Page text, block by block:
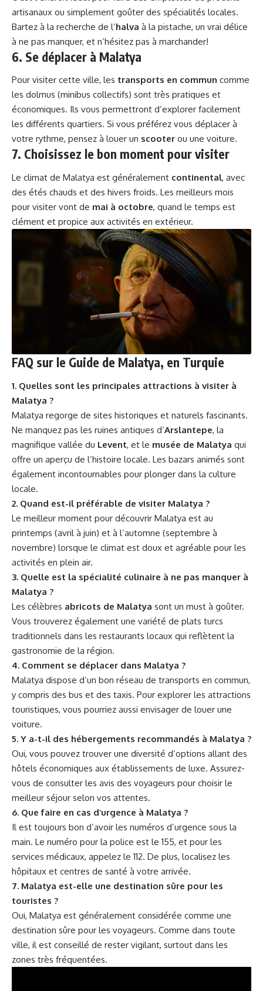
artisanaux ou simplement goûter des spécialités locales.
Bartez à la recherche de l’halva à la pistache, un vrai délice
à ne pas manquer, et n’hésitez pas à marchander!
6. Se déplacer à Malatya
Pour visiter cette ville, les transports en commun comme
les dolmus (minibus collectifs) sont très pratiques et
économiques. Ils vous permettront d’explorer facilement
les différents quartiers. Si vous préférez vous déplacer à
votre rythme, pensez à louer un scooter ou une voiture.
7. Choisissez le bon moment pour visiter
Le climat de Malatya est généralement continental, avec
des étés chauds et des hivers froids. Les meilleurs mois
pour visiter vont de mai à octobre, quand le temps est
clément et propice aux activités en extérieur.
FAQ sur le Guide de Malatya, en Turquie
1. Quelles sont les principales attractions à visiter à
Malatya ?
Malatya regorge de sites historiques et naturels fascinants.
Ne manquez pas les ruines antiques d’Arslantepe, la
magnifique vallée du Levent, et le musée de Malatya qui
offre un aperçu de l’histoire locale. Les bazars animés sont
également incontournables pour plonger dans la culture
locale.
2. Quand est-il préférable de visiter Malatya ?
Le meilleur moment pour découvrir Malatya est au
printemps (avril à juin) et à l’automne (septembre à
novembre) lorsque le climat est doux et agréable pour les
activités en plein air.
3. Quelle est la spécialité culinaire à ne pas manquer à
Malatya ?
Les célèbres abricots de Malatya sont un must à goûter.
Vous trouverez également une variété de plats turcs
traditionnels dans les restaurants locaux qui reflètent la
gastronomie de la région.
4. Comment se déplacer dans Malatya ?
Malatya dispose d’un bon réseau de transports en commun,
y compris des bus et des taxis. Pour explorer les attractions
touristiques, vous pourriez aussi envisager de louer une
voiture.
5. Y a-t-il des hébergements recommandés à Malatya ?
Oui, vous pouvez trouver une diversité d’options allant des
hôtels économiques aux établissements de luxe. Assurez-
vous de consulter les avis des voyageurs pour choisir le
meilleur séjour selon vos attentes.
6. Que faire en cas d’urgence à Malatya ?
Il est toujours bon d’avoir les numéros d’urgence sous la
main. Le numéro pour la police est le 155, et pour les
services médicaux, appelez le 112. De plus, localisez les
hôpitaux et centres de santé à votre arrivée.
7. Malatya est-elle une destination sûre pour les
touristes ?
Oui, Malatya est généralement considérée comme une
destination sûre pour les voyageurs. Comme dans toute
ville, il est conseillé de rester vigilant, surtout dans les
zones très fréquentées.